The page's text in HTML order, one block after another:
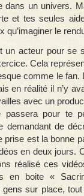
dans un univers.
et tes seules
qu’imaginer le
un acteur pour se
Cela
comme le fan.
en réalité il n’y
avec un
pour te
demandant de
est la bonne
en deux jours.
réalisé ces
en boite «
sur place,